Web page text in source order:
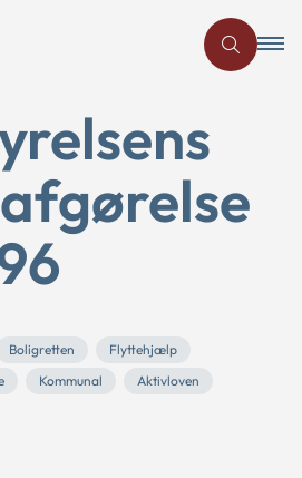
Boligretten
Flyttehjælp
Kommunal
Aktivloven